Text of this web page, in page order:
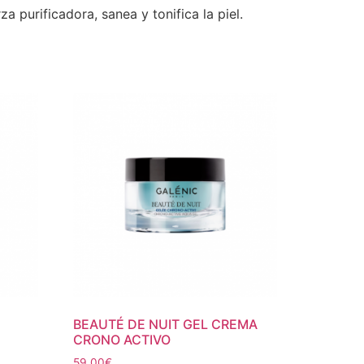
purificadora, sanea y tonifica la piel.
BEAUTÉ DE NUIT GEL CREMA
CRONO ACTIVO